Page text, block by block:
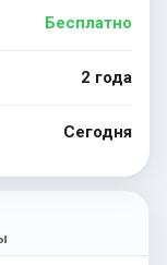
Бесплатно
2 года
Сегодня